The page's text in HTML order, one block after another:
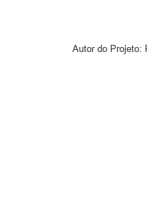
Autor do Projeto: